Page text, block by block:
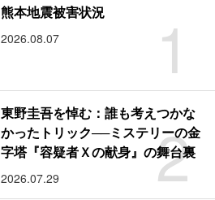
1
熊本地震被害状況
2026.08.07
2
東野圭吾を悼む：誰も考えつかな
かったトリック──ミステリーの金
字塔『容疑者Ｘの献身』の舞台裏
2026.07.29